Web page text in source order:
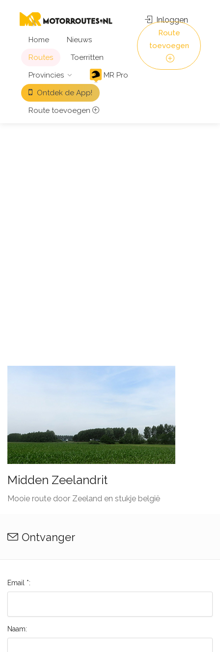
Home
Nieuws
Routes
Toerritten
Provincies
MR Pro
Ontdek de App!
Route toevoegen
Inloggen
Route
toevoegen
Midden Zeelandrit
Mooie route door Zeeland en stukje belgië
Ontvanger
Email *:
Naam: